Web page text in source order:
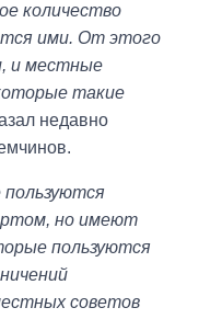
количество
ими. От этого
и местные
такие
недавно
но имеют
пользуются
советов